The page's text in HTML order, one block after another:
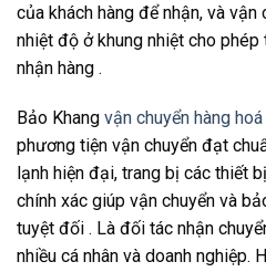
của khách hàng để nhận, và
nhiệt độ ở khung nhiệt cho
nhận hàng .
Bảo Khang vận chuyển hàng
phương tiện vận chuyển đạt
lạnh hiện đại, trang bị các thiết
chính xác giúp vận chuyển và
tuyệt đối . Là đối tác nhận
nhiều cá nhân và doanh nghiệp.